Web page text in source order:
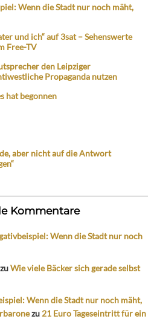
Wenn die Stadt nur noch mäht,
und ich“ auf 3sat – Sehenswerte
Free-TV
den Leipziger
Propaganda nutzen
hat begonnen
aber nicht auf die Antwort
Kommentare
Wenn die Stadt nur noch
zuWie viele Bäcker sich gerade selbst
Wenn die Stadt nur noch mäht,
zu 21 Euro Tageseintritt für ein